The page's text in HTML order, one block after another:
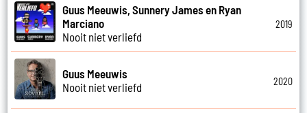
Guus Meeuwis, Sunnery James en Ryan
Marciano
Nooit niet verliefd
2019
Guus Meeuwis
Nooit niet verliefd
2020